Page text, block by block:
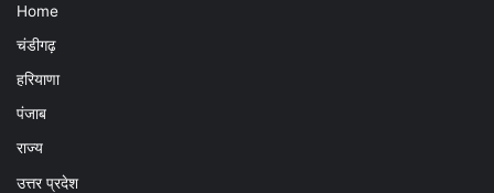
Home
चंडीगढ़
हरियाणा
पंजाब
राज्य
उत्तर प्रदेश